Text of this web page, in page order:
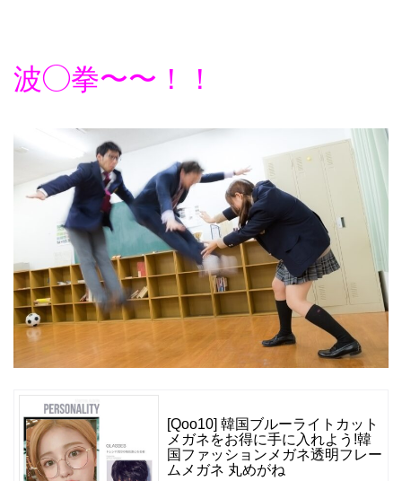
波◯拳〜〜！！
[Qoo10] 韓国ブルーライトカット
メガネをお得に手に入れよう!韓
国ファッションメガネ透明フレー
ムメガネ 丸めがね